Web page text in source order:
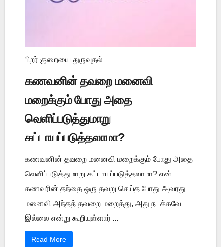
பிறர் குறையை துருவுதல்
கணவனின் தவறை மனைவி
மறைக்கும் போது அதை
வெளிப்படுத்துமாறு
கட்டாயப்படுத்தலாமா?
கணவனின் தவறை மனைவி மறைக்கும் போது அதை
வெளிப்படுத்துமாறு கட்டாயப்படுத்தலாமா? என்
கணவரின் தந்தை ஒரு தவறு செய்த போது அவரது
மனைவி அந்தத் தவறை மறைத்து, அது நடக்கவே
இல்லை என்று கூறியுள்ளார் ...
Read More